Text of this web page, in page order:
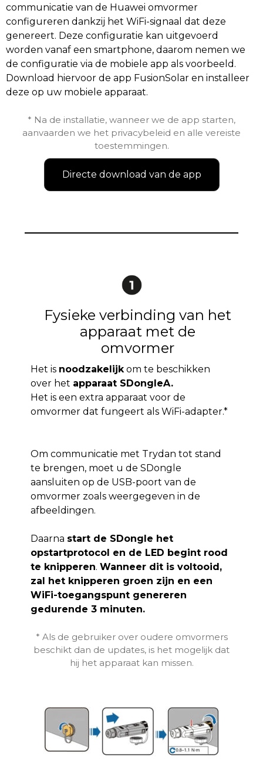
communicatie van de Huawei omvormer
configureren dankzij het WiFi-signaal dat deze
genereert. Deze configuratie kan uitgevoerd
worden vanaf een smartphone, daarom nemen we
de configuratie via de mobiele app als voorbeeld.
Download hiervoor de app FusionSolar en installeer
deze op uw mobiele apparaat.
* Na de installatie, wanneer we de app starten,
aanvaarden we het privacybeleid en alle vereiste
toestemmingen.
Directe download van de app
Fysieke verbinding van het
apparaat met de
omvormer
Het is noodzakelijkom te beschikken
over het apparaat SDongleA.
Het is een extra apparaat voor de
omvormer dat fungeert als WiFi-adapter.*
Om communicatie met Trydan tot stand
te brengen, moet u de SDongle
aansluiten op de USB-poort van de
omvormer zoals weergegeven in de
afbeeldingen.
Daarna start de SDongle het
opstartprotocol en de LED begint rood
te knipperen. Wanneer dit is voltooid,
zal het knipperen groen zijn en een
WiFi-toegangspunt genereren
gedurende 3 minuten.
* Als de gebruiker over oudere omvormers
beschikt dan de updates, is het mogelijk dat
hij het apparaat kan missen.